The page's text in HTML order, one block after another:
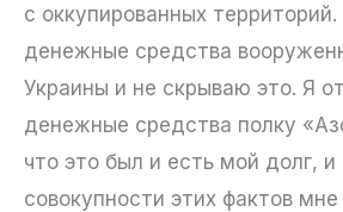
с оккупированных
денежные средства
Украины и не скрываю это. Я
денежные средства полку
что это был и есть мой долг, и
совокупности этих фактов